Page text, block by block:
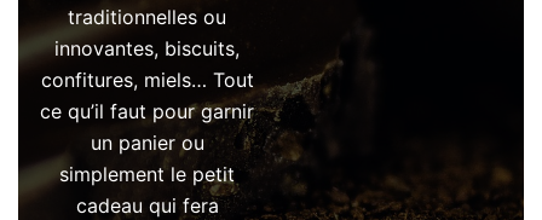
traditionnelles ou
innovantes, biscuits,
confitures, miels… Tout
ce qu’il faut pour garnir
un panier ou
simplement le petit
cadeau qui fera